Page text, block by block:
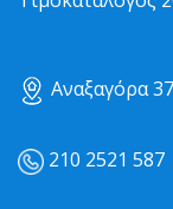
Αναξαγόρα
210 2521 587